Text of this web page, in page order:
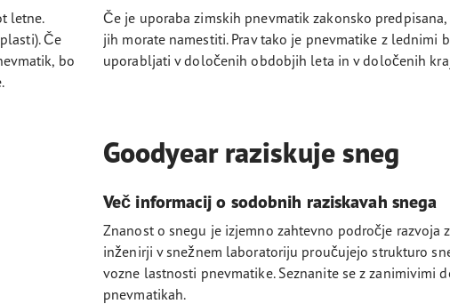
letne.
Če
bo
Če je uporaba zimskih pnevmatik zakonsko
jih morate namestiti. Prav tako je pnevmatike z lednimi
uporabljati v določenih obdobjih leta in v določenih
Goodyear raziskuje sneg
Več informacij o sodobnih raziskavah snega
Znanost o snegu je izjemno zahtevno področje razvoja
inženirji v snežnem laboratoriju proučujejo strukturo
vozne lastnosti pnevmatike. Seznanite se z zanimivimi
pnevmatikah.